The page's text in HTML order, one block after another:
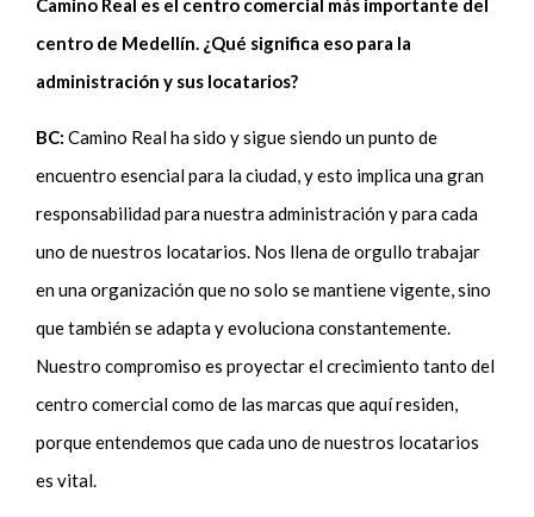
Camino Real es el centro comercial más importante del
centro de Medellín. ¿Qué significa eso para la
administración y sus locatarios?
BC:Camino Real ha sido y sigue siendo un punto de
encuentro esencial para la ciudad, y esto implica una gran
responsabilidad para nuestra administración y para cada
uno de nuestros locatarios. Nos llena de orgullo trabajar
en una organización que no solo se mantiene vigente, sino
que también se adapta y evoluciona constantemente.
Nuestro compromiso es proyectar el crecimiento tanto del
centro comercial como de las marcas que aquí residen,
porque entendemos que cada uno de nuestros locatarios
es vital.